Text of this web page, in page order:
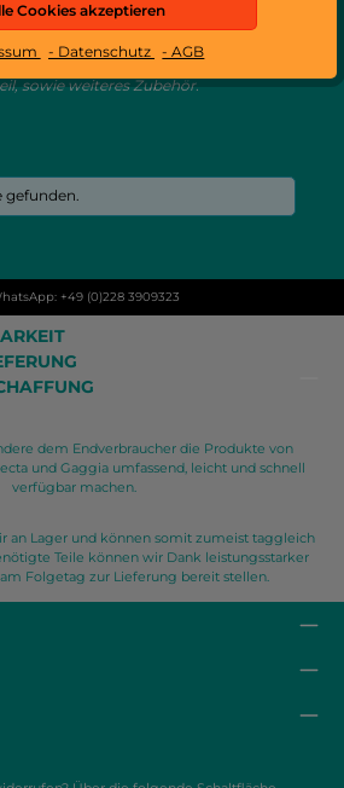
für den Produktetisch
Hilfe der Abbildungen das gesuchte
sowie weiteres Zubehör.
gefunden.
+49 (0)228 3909323
dem Endverbraucher die Produkte von
und Gaggia umfassend, leicht und schnell
verfügbar machen.
an Lager und können somit zumeist taggleich
Teile können wir Dank leistungsstarker
Folgetag zur Lieferung bereit stellen.
Cookies akzeptieren
- Datenschutz - AGB